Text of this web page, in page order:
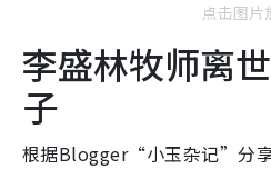
点击图片
李盛林牧师离
子
根据Blogger“小玉杂记”分